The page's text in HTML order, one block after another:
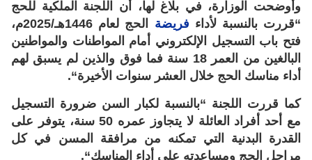
وأوضحت الوزارة، في بلاغ لها، أن اللجنة الملكية للحج
“قررت بالنسبة لأداء فريضة
الحج لعام 1446هـ/2025م،
فتح باب التسجيل الإلكتروني أمام المواطنات والمواطنين
البالغين من العمر 18 سنة فما فوق والذين لم يسبق لهم
أداء مناسك الحج خلال العشر سنوات الأخيرة“.
كما قررت اللجنة “بالنسبة لكبار السن ضرورة التسجيل
مع أحد أفراد العائلة لا يتجاوز عمره 50 سنة، يتوفر على
القدرة البدنية التي تمكنه من مرافقة المسن في كل
مراحل الحج ومساعدته على أداء المناسك“.